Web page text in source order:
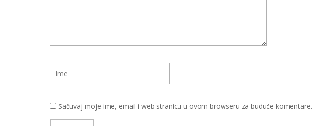
Sačuvaj moje ime, email i web stranicu u ovom browseru za buduće komentare.